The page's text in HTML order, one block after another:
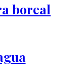
boreal